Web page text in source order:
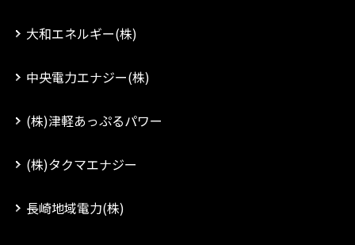
大和エネルギー(株)
中央電力エナジー(株)
(株)津軽あっぷるパワー
(株)タクマエナジー
長崎地域電力(株)